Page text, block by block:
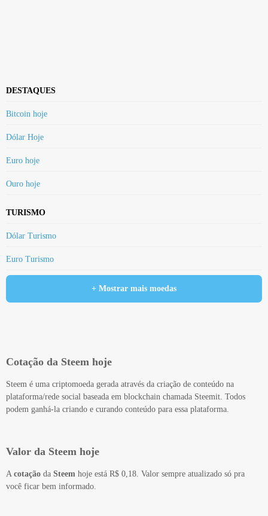
DESTAQUES
Bitcoin hoje
Dólar Hoje
Euro hoje
Ouro hoje
TURISMO
Dólar Turismo
Euro Turismo
+ Mostrar mais moedas
Cotação da Steem hoje
Steem é uma criptomoeda gerada através da criação de conteúdo na
plataforma/rede social baseada em blockchain chamada Steemit. Todos
podem ganhá-la criando e curando conteúdo para essa plataforma.
Valor da Steem hoje
A cotação da Steem hoje está R$ 0,18. Valor sempre atualizado só pra
você ficar bem informado.